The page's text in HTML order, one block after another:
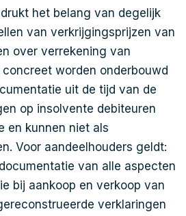
het belang van degelijk
van verkrijgingsprijzen van
over verrekening van
worden onderbouwd
uit de tijd van de
op insolvente debiteuren
en kunnen niet als
Voor aandeelhouders geldt:
van alle aspecten
bij aankoop en verkoop van
verklaringen